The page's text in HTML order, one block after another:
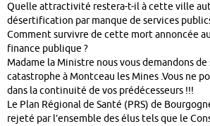
Quelle attractivité restera-t-il à cette ville
désertification par manque de services
Comment survivre de cette mort annoncée
finance publique ?
Madame la Ministre nous vous demandons
catastrophe à Montceau les Mines .Vous ne
dans la continuité de vos prédécesseurs !!!
Le Plan Régional de Santé (PRS) de
rejeté par l’ensemble des élus tels que le